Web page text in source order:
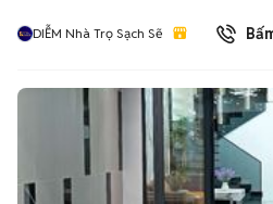
DIỄM Nhà Trọ Sạch Sẽ